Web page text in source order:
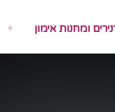
ומחנות אימון